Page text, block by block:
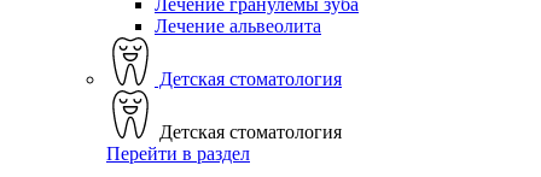
Лечение гранулемы зуба
Лечение альвеолита
Детская стоматология
Детская стоматология
Перейти в раздел